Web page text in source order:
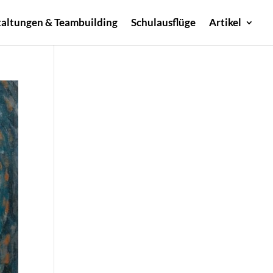
& Teambuilding Schulausflüge Artikel